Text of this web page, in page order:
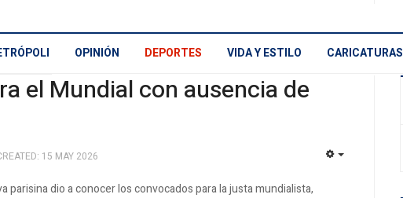
OPINIÓN DEPORTES VIDA Y ESTILO CARICATURAS
el Mundial con ausencia de
15 MAY 2026
parisina dio a conocer los convocados para la justa mundialista,